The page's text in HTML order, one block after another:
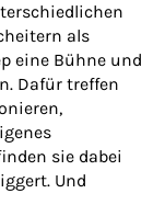
als
eine Bühne und
Dafür treffen
sie dabei
Und